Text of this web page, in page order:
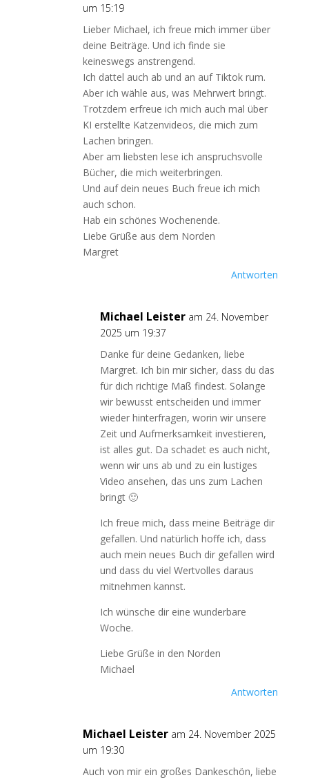
um 15:19
Lieber Michael, ich freue mich immer über
deine Beiträge. Und ich finde sie
keineswegs anstrengend.
Ich dattel auch ab und an auf Tiktok rum.
Aber ich wähle aus, was Mehrwert bringt.
Trotzdem erfreue ich mich auch mal über
KI erstellte Katzenvideos, die mich zum
Lachen bringen.
Aber am liebsten lese ich anspruchsvolle
Bücher, die mich weiterbringen.
Und auf dein neues Buch freue ich mich
auch schon.
Hab ein schönes Wochenende.
Liebe Grüße aus dem Norden
Margret
Antworten
Michael Leister am 24. November
2025 um 19:37
Danke für deine Gedanken, liebe
Margret. Ich bin mir sicher, dass du das
für dich richtige Maß findest. Solange
wir bewusst entscheiden und immer
wieder hinterfragen, worin wir unsere
Zeit und Aufmerksamkeit investieren,
ist alles gut. Da schadet es auch nicht,
wenn wir uns ab und zu ein lustiges
Video ansehen, das uns zum Lachen
bringt 🙂
Ich freue mich, dass meine Beiträge dir
gefallen. Und natürlich hoffe ich, dass
auch mein neues Buch dir gefallen wird
und dass du viel Wertvolles daraus
mitnehmen kannst.
Ich wünsche dir eine wunderbare
Woche.
Liebe Grüße in den Norden
Michael
Antworten
Michael Leister am 24. November 2025
um 19:30
Auch von mir ein großes Dankeschön, liebe